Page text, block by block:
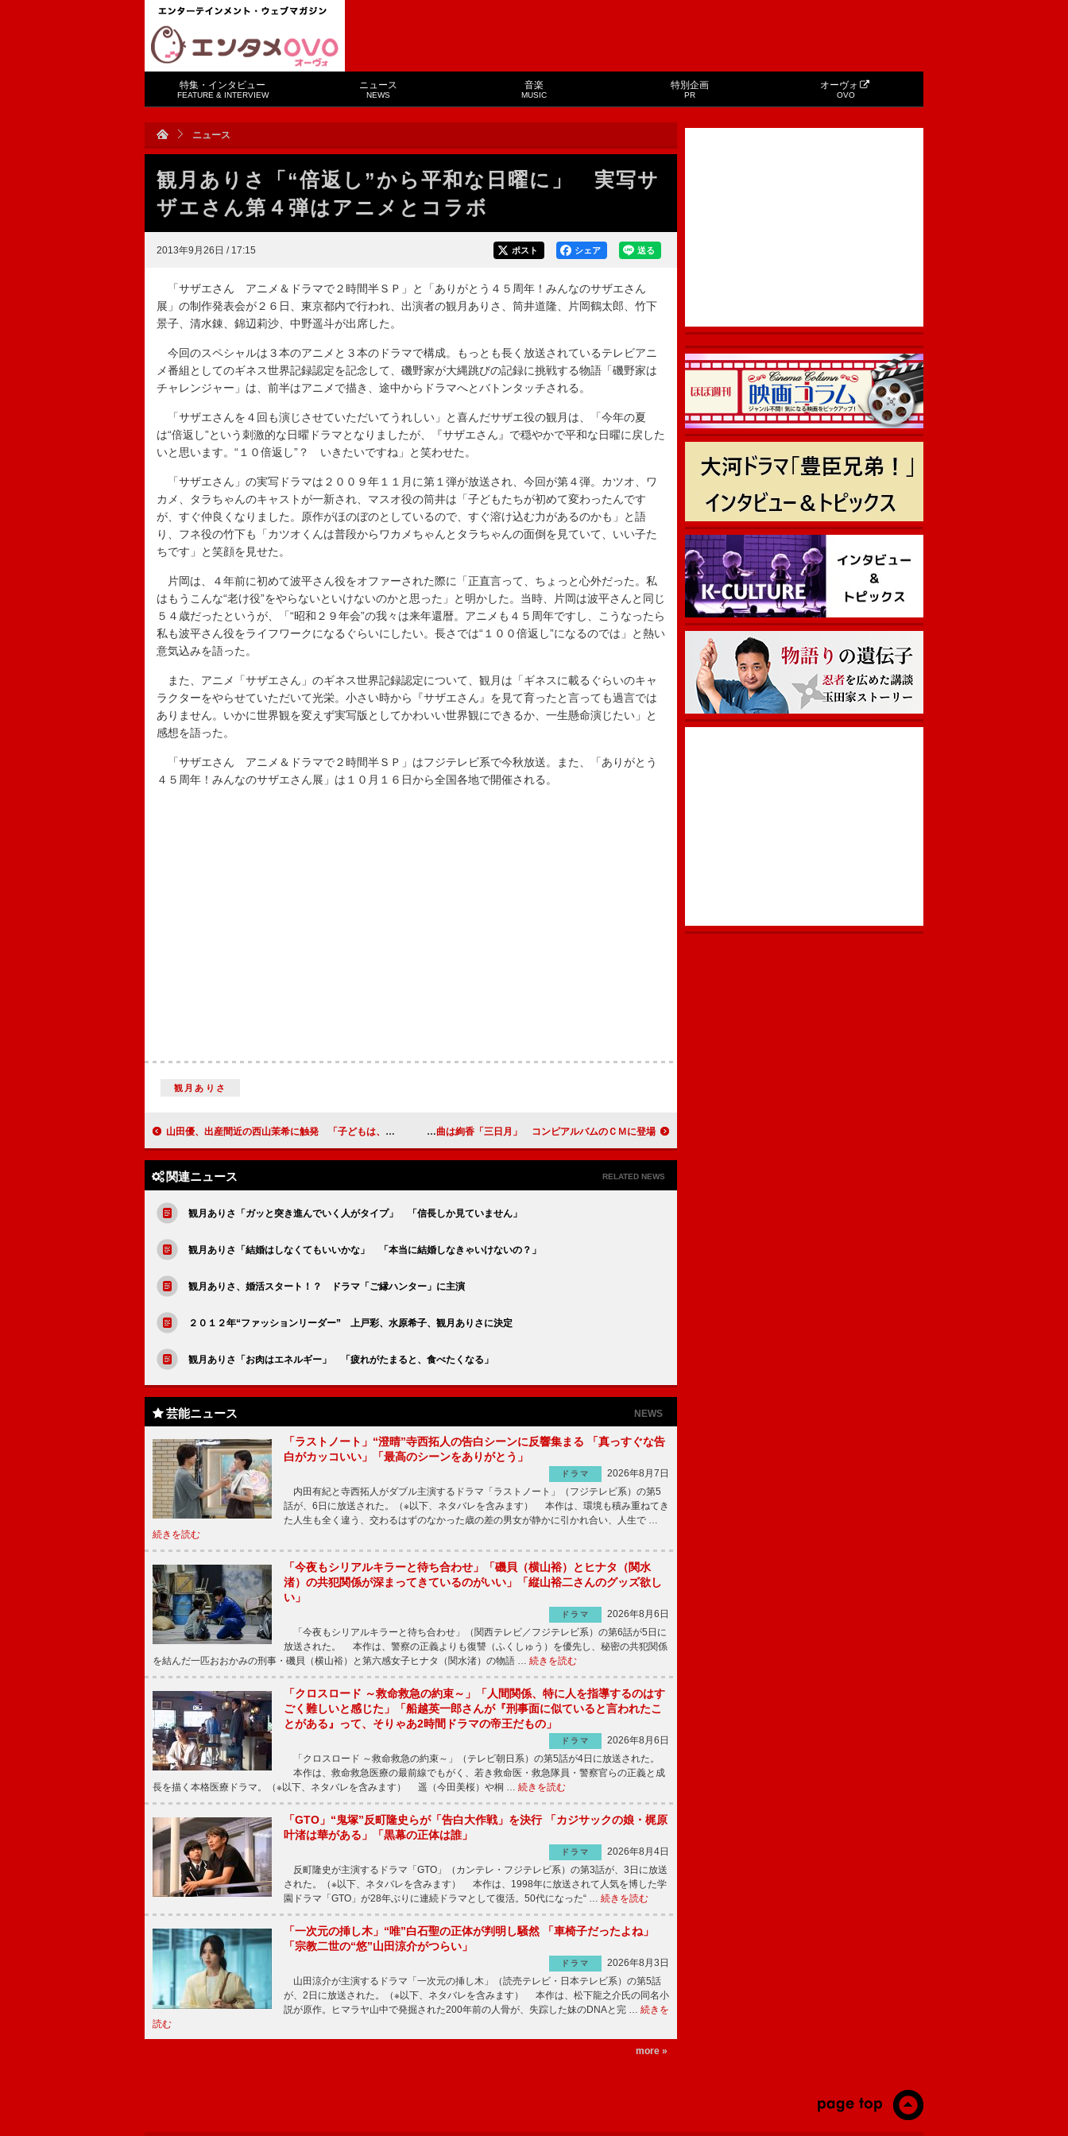
特集・インタビュー
FEATURE & INTERVIEW
ニュース
NEWS
音楽
MUSIC
特別企画
PR
オーヴォ
OVO
ニュース
観月ありさ「“倍返し”から平和な日曜に」 実写サ
ザエさん第４弾はアニメとコラボ
2013年9月26日 / 17:15 送る
シェア
ポスト
「サザエさん アニメ＆ドラマで２時間半ＳＰ」と「ありがとう４５周年！みんなのサザエさん
展」の制作発表会が２６日、東京都内で行われ、出演者の観月ありさ、筒井道隆、片岡鶴太郎、竹下
景子、清水錬、錦辺莉沙、中野遥斗が出席した。
今回のスペシャルは３本のアニメと３本のドラマで構成。もっとも長く放送されているテレビアニ
メ番組としてのギネス世界記録認定を記念して、磯野家が大縄跳びの記録に挑戦する物語「磯野家は
チャレンジャー」は、前半はアニメで描き、途中からドラマへとバトンタッチされる。
「サザエさんを４回も演じさせていただいてうれしい」と喜んだサザエ役の観月は、「今年の夏
は“倍返し”という刺激的な日曜ドラマとなりましたが、『サザエさん』で穏やかで平和な日曜に戻した
いと思います。“１０倍返し”？ いきたいですね」と笑わせた。
「サザエさん」の実写ドラマは２００９年１１月に第１弾が放送され、今回が第４弾。カツオ、ワ
カメ、タラちゃんのキャストが一新され、マスオ役の筒井は「子どもたちが初めて変わったんです
が、すぐ仲良くなりました。原作がほのぼのとしているので、すぐ溶け込む力があるのかも」と語
り、フネ役の竹下も「カツオくんは普段からワカメちゃんとタラちゃんの面倒を見ていて、いい子た
ちです」と笑顔を見せた。
片岡は、４年前に初めて波平さん役をオファーされた際に「正直言って、ちょっと心外だった。私
はもうこんな“老け役”をやらないといけないのかと思った」と明かした。当時、片岡は波平さんと同じ
５４歳だったというが、「“昭和２９年会”の我々は来年還暦。アニメも４５周年ですし、こうなったら
私も波平さん役をライフワークになるぐらいにしたい。長さでは“１００倍返し”になるのでは」と熱い
意気込みを語った。
また、アニメ「サザエさん」のギネス世界記録認定について、観月は「ギネスに載るぐらいのキャ
ラクターをやらせていただいて光栄。小さい時から『サザエさん』を見て育ったと言っても過言では
ありません。いかに世界観を変えず実写版としてかわいい世界観にできるか、一生懸命演じたい」と
感想を語った。
「サザエさん アニメ＆ドラマで２時間半ＳＰ」はフジテレビ系で今秋放送。また、「ありがとう
４５周年！みんなのサザエさん展」は１０月１６日から全国各地で開催される。
観月ありさ
山田優、出産間近の西山茉希に触発 「子どもは、いっぱいほしい」」 有村架純、思い出の曲は絢香「三日月」 コンピアルバムのＣＭに登場
関連ニュース RELATED NEWS
観月ありさ「ガッと突き進んでいく人がタイプ」 「信長しか見ていません」
観月ありさ「結婚はしなくてもいいかな」 「本当に結婚しなきゃいけないの？」
観月ありさ、婚活スタート！？ ドラマ「ご縁ハンター」に主演
２０１２年“ファッションリーダー” 上戸彩、水原希子、観月ありさに決定
観月ありさ「お肉はエネルギー」 「疲れがたまると、食べたくなる」
芸能ニュース NEWS
「ラストノート」“澄晴”寺西拓人の告白シーンに反響集まる 「真っすぐな告
白がカッコいい」「最高のシーンをありがとう」
ドラマ
2026年8月7日
内田有紀と寺西拓人がダブル主演するドラマ「ラストノート」（フジテレビ系）の第5
話が、6日に放送された。（※以下、ネタバレを含みます） 本作は、環境も積み重ねてき
た人生も全く違う、交わるはずのなかった歳の差の男女が静かに引かれ合い、人生で …
続きを読む
「今夜もシリアルキラーと待ち合わせ」「磯貝（横山裕）とヒナタ（関水
渚）の共犯関係が深まってきているのがいい」「縦山裕二さんのグッズ欲し
い」
ドラマ
2026年8月6日
「今夜もシリアルキラーと待ち合わせ」（関西テレビ／フジテレビ系）の第6話が5日に
放送された。 本作は、警察の正義よりも復讐（ふくしゅう）を優先し、秘密の共犯関係
を結んだ一匹おおかみの刑事・磯貝（横山裕）と第六感女子ヒナタ（関水渚）の物語 … 続きを読む
「クロスロード ～救命救急の約束～」「人間関係、特に人を指導するのはす
ごく難しいと感じた」「船越英一郎さんが『刑事面に似ていると言われたこ
とがある』って、そりゃあ2時間ドラマの帝王だもの」
ドラマ
2026年8月6日
「クロスロード ～救命救急の約束～」（テレビ朝日系）の第5話が4日に放送された。
本作は、救命救急医療の最前線でもがく、若き救命医・救急隊員・警察官らの正義と成
長を描く本格医療ドラマ。（※以下、ネタバレを含みます） 遥（今田美桜）や桐 … 続きを読む
「GTO」“鬼塚”反町隆史らが「告白大作戦」を決行 「カジサックの娘・梶原
叶渚は華がある」「黒幕の正体は誰」
ドラマ
2026年8月4日
反町隆史が主演するドラマ「GTO」（カンテレ・フジテレビ系）の第3話が、3日に放送
された。（※以下、ネタバレを含みます） 本作は、1998年に放送されて人気を博した学
園ドラマ「GTO」が28年ぶりに連続ドラマとして復活。50代になった“ … 続きを読む
「一次元の挿し木」“唯”白石聖の正体が判明し騒然 「車椅子だったよね」
「宗教二世の“悠”山田涼介がつらい」
ドラマ
2026年8月3日
山田涼介が主演するドラマ「一次元の挿し木」（読売テレビ・日本テレビ系）の第5話
が、2日に放送された。（※以下、ネタバレを含みます） 本作は、松下龍之介氏の同名小
説が原作。ヒマラヤ山中で発掘された200年前の人骨が、失踪した妹のDNAと完 … 続きを
読む
more »